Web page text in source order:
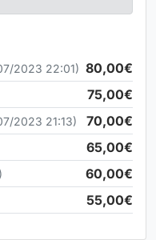
2023 22:01) 80,00€
75,00€
2023 21:13)
70,00€
65,00€
60,00€
55,00€